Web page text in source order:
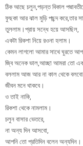
ঠিক আছে চলুন,পড়ন্ত বিকাল
ফুছকা আর ঝাল মুড়ি পছন্দ করে,তার
তুললাম।প্রায় সন্ধে হয়ে আসছিল,
একটা রিকশা নিয়ে রওনা হলাম।
কেমন লাগলো আমার সাথে ঘুরতে
জ্বি অনেক ভাল,আচ্ছা আমরা তো একই
বললাম আজ আর না কাল থেকে
জীবন মনে থাকবে।
ও তাই নাকি,
রিকশা থেকে নামলাম।
চলুন বাসার ভেতরে,
না অন্য দিন আসবো,
আপনি তো প্রতিদিন বলেন অন্যদিন।